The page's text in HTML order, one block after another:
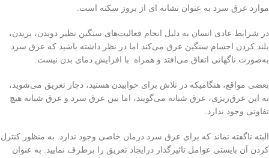
موارد عرق سرد به عنوان نشانه ای از بروز سکته است.
در شرایط عادی انسان به دلیل انجام فعالیت‌های سنگین نظیر دویدن، پریدن،
بلند کردن اجسام سنگین عرق می‌کند اما در نظر داشته باشید که عرق سرد
به‌صورت ناگهانی اتفاق می‌افتد و همراه با افزایش دمای بدن نیست.
بعضی مواقع، هنگامیکه در تلاش برای خوابیدن هستید، دچار تعریق می‌شوید،
به این عرق‌ریزی، عرق شبانه می‌گویند، اما بین عرق سرد و عرق شبانه هیچ
تفاوتی وجود ندارد.
البته ناگفته نماند که برای عرق سرد درمان خاصی وجود ندارد. به منظور کنترل
کردن آن بایستی عوامل تاثیرگذار درایجاد تعریق را برطرف نمایید. به عنوان